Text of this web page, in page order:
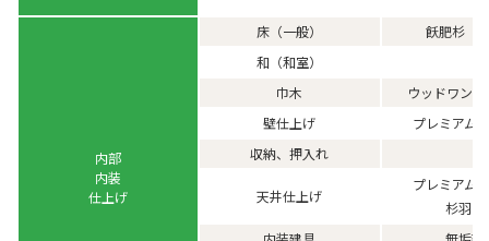
内部
内装
仕上げ
床（一般） 飫肥杉
和（和室）
巾木 ウッドワン
壁仕上げ プレミアム
収納、押入れ
天井仕上げ
プレミアム
杉羽目